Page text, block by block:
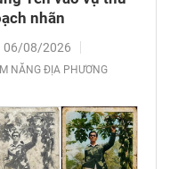
nhãn
06/08/2026
NĂNG ĐỊA PHƯƠNG